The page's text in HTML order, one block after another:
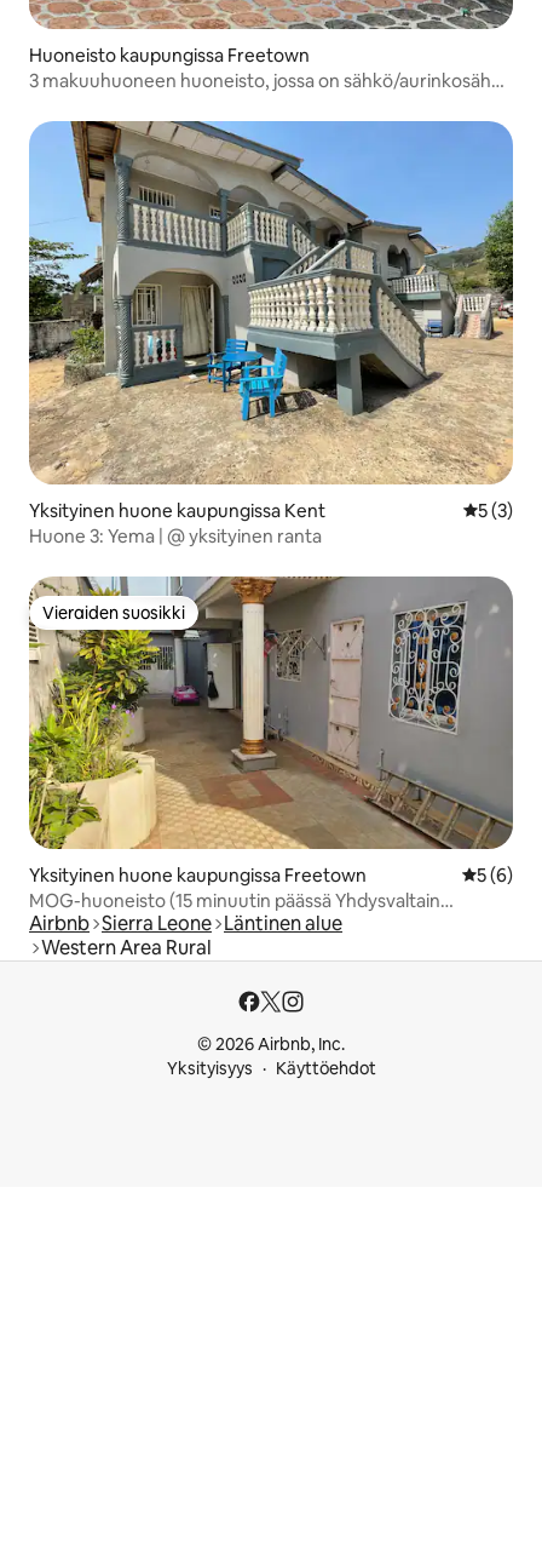
Huoneisto kaupungissa Freetown
3 makuuhuoneen huoneisto, jossa on sähkö/aurinkosähkö
Yksityinen huone kaupungissa Kent
5 (3)
Huone 3: Yema | @ yksityinen ranta
Vieraiden suosikki
Vieraiden suosikki
Yksityinen huone kaupungissa Freetown
5 (6)
MOG-huoneisto (15 minuutin päässä Yhdysvaltain
suurlähetystöstä)
Airbnb Sierra Leone Läntinen alue
Western Area Rural
© 2026 Airbnb, Inc.
Yksityisyys
Käyttöehdot